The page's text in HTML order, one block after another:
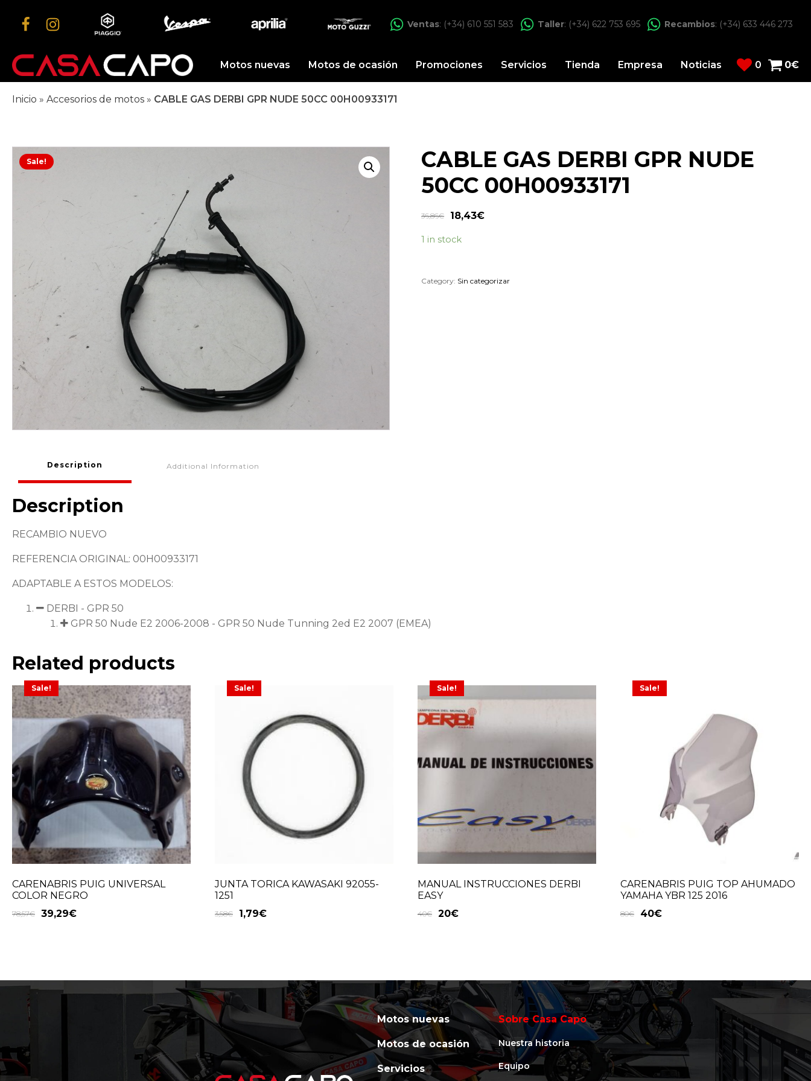
Ventas: (+34) 610 551 583 Taller: (+34) 622 753 695 Recambios: (+34) 633 446 273
Motos nuevas Motos de ocasión Promociones Servicios Tienda Empresa Noticias 0 0€
Inicio » Accesorios de motos » CABLE GAS DERBI GPR NUDE 50CC 00H00933171
Sale!
CABLE GAS DERBI GPR NUDE
50CC 00H00933171
36,86€ 18,43€
1 in stock
Category: Sin categorizar
Description Additional Information
Description
RECAMBIO NUEVO
REFERENCIA ORIGINAL: 00H00933171
ADAPTABLE A ESTOS MODELOS:
DERBI - GPR 50
GPR 50 Nude E2 2006-2008 - GPR 50 Nude Tunning 2ed E2 2007 (EMEA)
Related products
Sale!
CARENABRIS PUIG UNIVERSAL
COLOR NEGRO
78,57€ 39,29€
Sale!
JUNTA TORICA KAWASAKI 92055-
1251
3,58€ 1,79€
Sale!
MANUAL INSTRUCCIONES DERBI
EASY
40€ 20€
Sale!
CARENABRIS PUIG TOP AHUMADO
YAMAHA YBR 125 2016
80€ 40€
Motos nuevas
Motos de ocasión
Servicios
Sobre Casa Capo
Nuestra historia
Equipo